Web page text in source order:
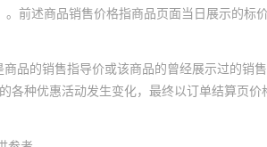
前述商品销售价格指商品页面当日展示的
品的销售指导价或该商品的曾经展示过的销
各种优惠活动发生变化，最终以订单结算页价